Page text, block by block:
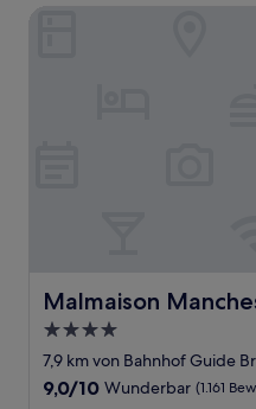
Malmaison
Malmaison Manchester
4.0-
Sterne-
Unterkunft
7,9 km von Bahnhof Guide
9.0
9,0/10 Wunderbar (1.161